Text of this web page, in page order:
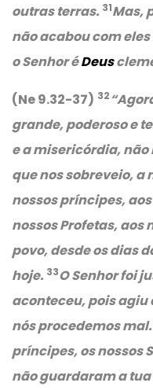
outras terras. 31Mas,
não acabou com
o Senhor éDeus
(Ne 9.32-37) 32“
grande, poderoso e
e a misericórdia,
que nos sobreveio, a
nossos príncipes,
nossos Profetas, aos
povo, desde os dias
hoje. 33O Senhor foi
aconteceu, pois
nós procedemos mal.
príncipes, os nossos
não guardaram a